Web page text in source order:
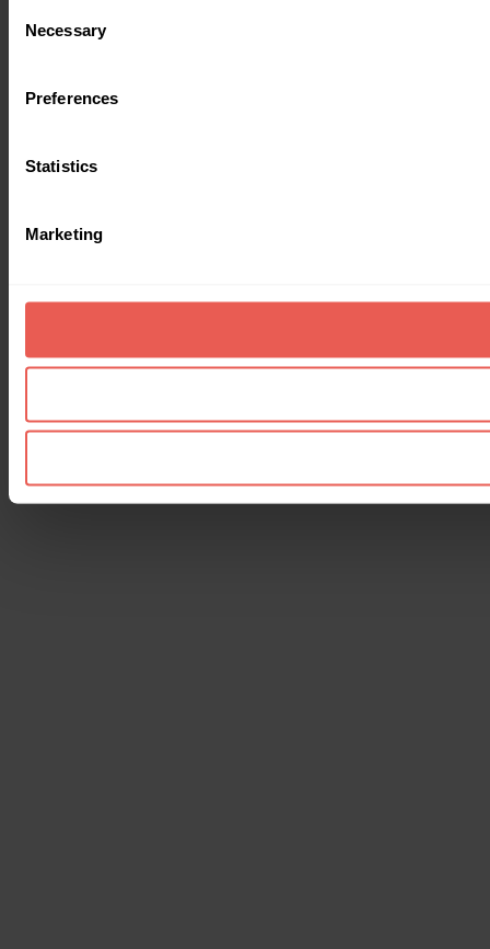
Selection
Necessary
Preferences
Statistics
Marketing